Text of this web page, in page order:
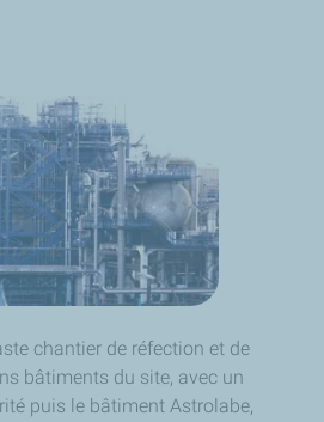
chantier de réfection et de
bâtiments du site, avec un
puis le bâtiment Astrolabe,